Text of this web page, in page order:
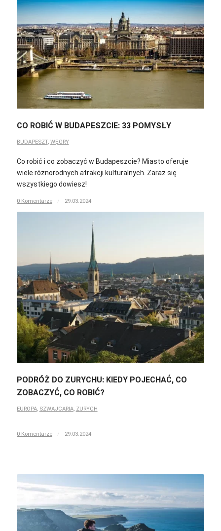
CO ROBIĆ W BUDAPESZCIE: 33 POMYSŁY
BUDAPESZT, WĘGRY
Co robić i co zobaczyć w Budapeszcie? Miasto oferuje
wiele różnorodnych atrakcji kulturalnych. Zaraz się
wszystkiego dowiesz!
0 Komentarze / 29.03.2024
PODRÓŻ DO ZURYCHU: KIEDY POJECHAĆ, CO
ZOBACZYĆ, CO ROBIĆ?
EUROPA, SZWAJCARIA, ZURYCH
0 Komentarze / 29.03.2024